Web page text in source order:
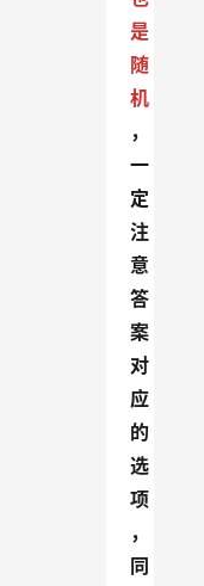
是
随
机
，
一
定
注
意
答
案
对
应
的
选
项
，
同